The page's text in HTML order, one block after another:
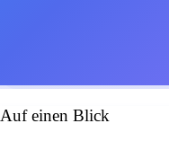
Auf einen Blick